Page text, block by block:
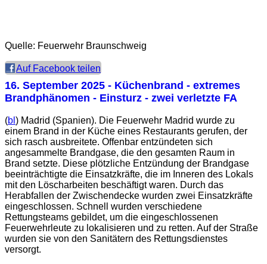
Quelle: Feuerwehr Braunschweig
Auf Facebook teilen
16. September 2025 - Küchenbrand - extremes
Brandphänomen - Einsturz - zwei verletzte FA
(bl ) Madrid (Spanien). Die Feuerwehr Madrid wurde zu
einem Brand in der Küche eines Restaurants gerufen, der
sich rasch ausbreitete. Offenbar entzündeten sich
angesammelte Brandgase, die den gesamten Raum in
Brand setzte. Diese plötzliche Entzündung der Brandgase
beeinträchtigte die Einsatzkräfte, die im Inneren des Lokals
mit den Löscharbeiten beschäftigt waren. Durch das
Herabfallen der Zwischendecke wurden zwei Einsatzkräfte
eingeschlossen. Schnell wurden verschiedene
Rettungsteams gebildet, um die eingeschlossenen
Feuerwehrleute zu lokalisieren und zu retten. Auf der Straße
wurden sie von den Sanitätern des Rettungsdienstes
versorgt.